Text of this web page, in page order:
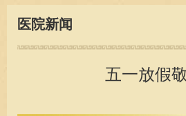
医院新闻
五一放假